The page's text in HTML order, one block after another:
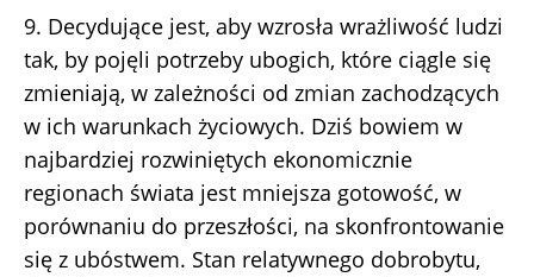
9. Decydujące jest, aby wzrosła wrażliwość ludzi
tak, by pojęli potrzeby ubogich, które ciągle się
zmieniają, w zależności od zmian zachodzących
w ich warunkach życiowych. Dziś bowiem w
najbardziej rozwiniętych ekonomicznie
regionach świata jest mniejsza gotowość, w
porównaniu do przeszłości, na skonfrontowanie
się z ubóstwem. Stan relatywnego dobrobytu,